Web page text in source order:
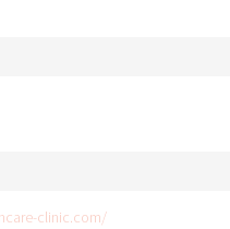
clinic.com/